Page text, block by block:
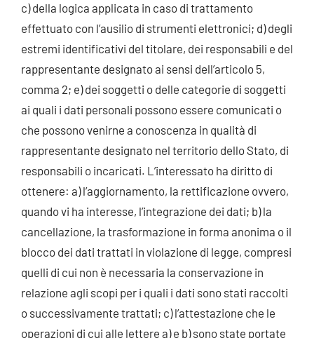
c) della logica applicata in caso di trattamento
effettuato con l’ausilio di strumenti elettronici; d) degli
estremi identificativi del titolare, dei responsabili e del
rappresentante designato ai sensi dell’articolo 5,
comma 2; e) dei soggetti o delle categorie di soggetti
ai quali i dati personali possono essere comunicati o
che possono venirne a conoscenza in qualità di
rappresentante designato nel territorio dello Stato, di
responsabili o incaricati. L’interessato ha diritto di
ottenere: a) l’aggiornamento, la rettificazione ovvero,
quando vi ha interesse, l’integrazione dei dati; b) la
cancellazione, la trasformazione in forma anonima o il
blocco dei dati trattati in violazione di legge, compresi
quelli di cui non è necessaria la conservazione in
relazione agli scopi per i quali i dati sono stati raccolti
o successivamente trattati; c) l’attestazione che le
operazioni di cui alle lettere a) e b) sono state portate